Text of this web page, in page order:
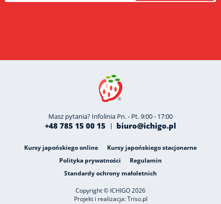
Masz pytania? Infolinia Pn. - Pt. 9:00 - 17:00
+48 785 15 00 15 biuro@ichigo.pl
Kursy japońskiego online
Kursy japońskiego stacjonarne
Polityka prywatności
Regulamin
Standardy ochrony małoletnich
Copyright © ICHIGO 2026
Projekt i realizacja:Triso.pl